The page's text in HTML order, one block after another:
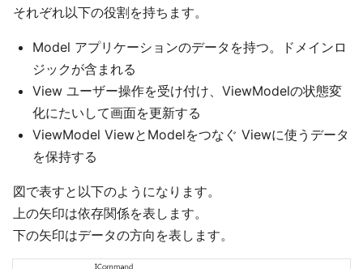
それぞれ以下の役割を持ちます。
Model アプリケーションのデータを持つ。ドメインロ
ジックが含まれる
View ユーザー操作を受け付け、ViewModelの状態変
化にたいして画面を更新する
ViewModel ViewとModelをつなぐ Viewに使うデータ
を保持する
図で表すと以下のようになります。
上の矢印は依存関係を表します。
下の矢印はデータの方向を表します。